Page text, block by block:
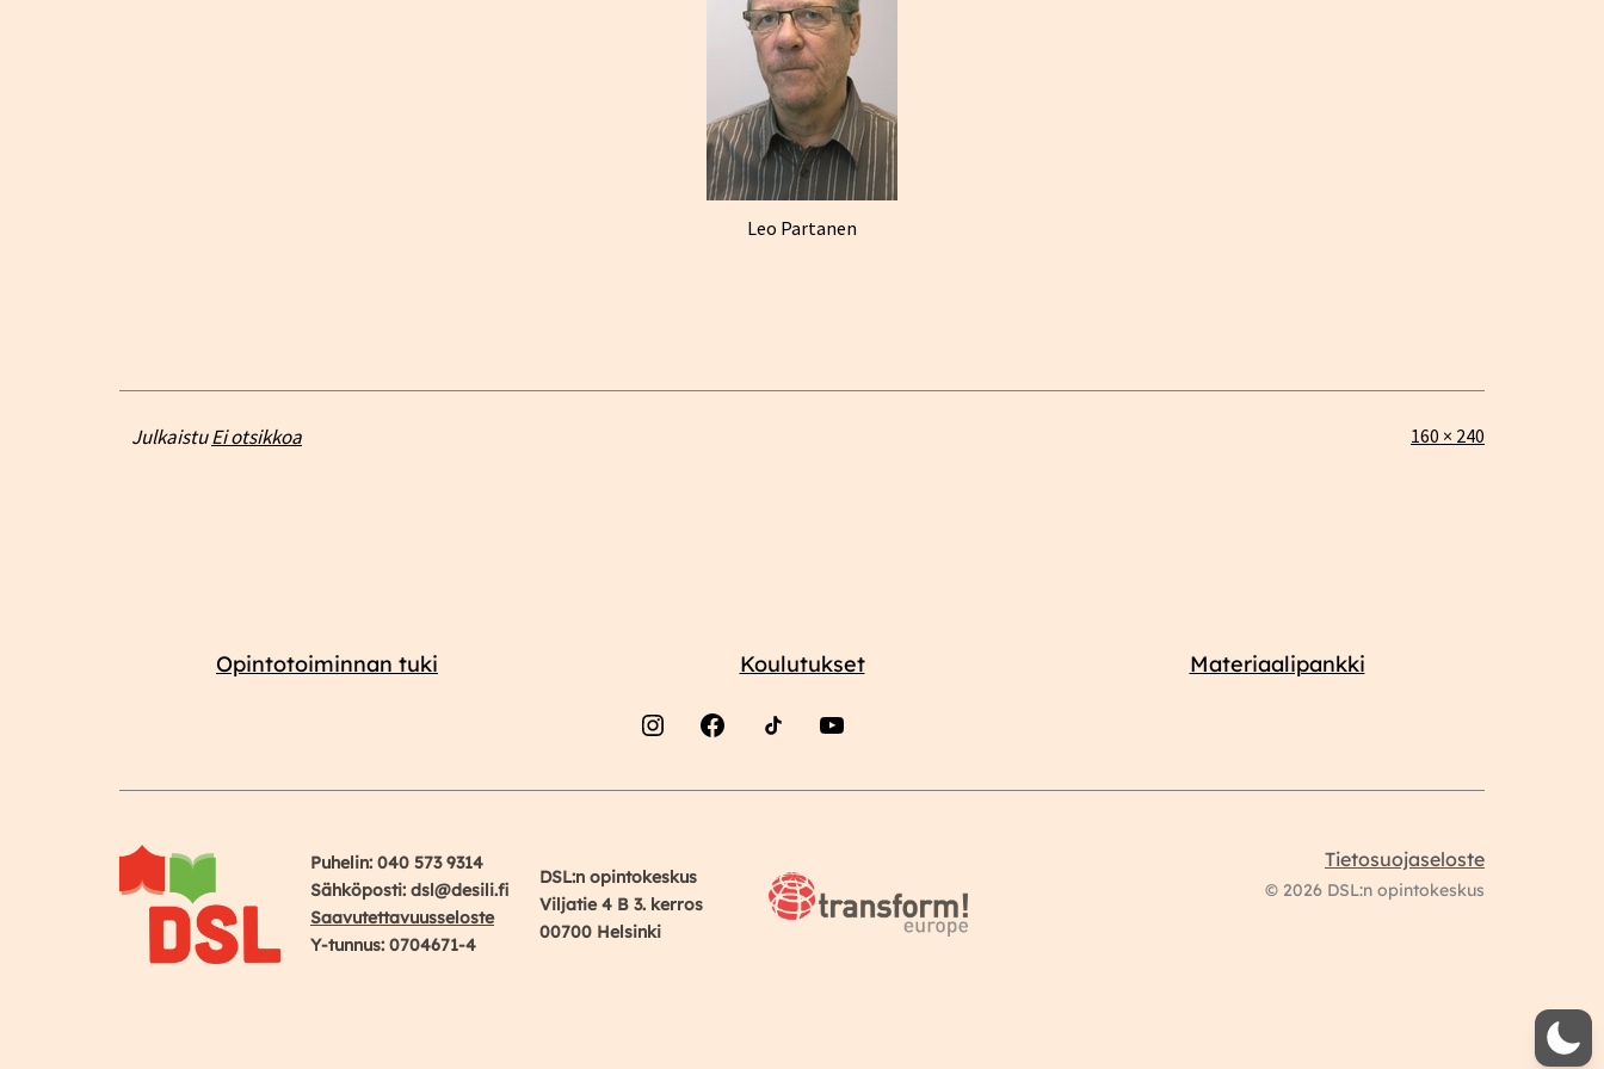
Leo Partanen
JulkaistuEi otsikkoa Täysikokoinen
160 × 240
Opintotoiminnan tuki Koulutukset Materiaalipankki
Puhelin: 040 573 9314
Sähköposti: dsl@desili.fi
Saavutettavuusseloste
Y-tunnus: 0704671-4
DSL:n opintokeskus
Viljatie 4 B 3. kerros
00700 Helsinki
© 2026 DSL:n opintokeskus
Tietosuojaseloste